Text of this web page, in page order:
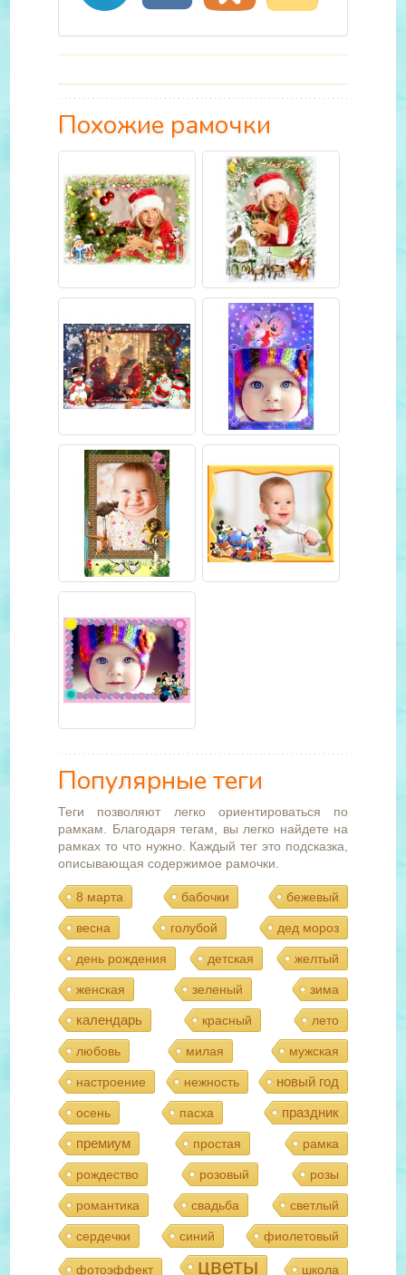
Похожие рамочки
Популярные теги
Теги позволяют легко ориентироваться по
рамкам. Благодаря тегам, вы легко найдете на
рамках то что нужно. Каждый тег это подсказка,
описывающая содержимое рамочки.
8 марта бабочки бежевый
весна голубой дед мороз
день рождения детская желтый
женская зеленый зима
календарь красный лето
любовь милая мужская
настроение нежность новый год
осень пасха
праздник
премиум
простая рамка
рождество розовый розы
романтика свадьба светлый
сердечки синий фиолетовый
фотоэффект цветы школа